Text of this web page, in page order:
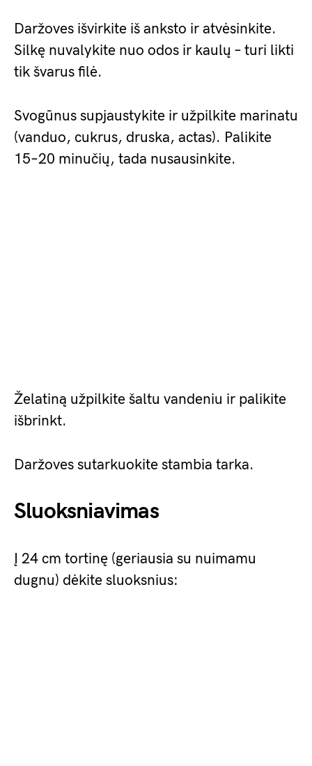
Daržoves išvirkite iš anksto ir atvėsinkite.
Silkę nuvalykite nuo odos ir kaulų – turi likti
tik švarus filė.
Svogūnus supjaustykite ir užpilkite marinatu
(vanduo, cukrus, druska, actas). Palikite
15–20 minučių, tada nusausinkite.
Želatiną užpilkite šaltu vandeniu ir palikite
išbrinkt.
Daržoves sutarkuokite stambia tarka.
Sluoksniavimas
Į 24 cm tortinę (geriausia su nuimamu
dugnu) dėkite sluoksnius: